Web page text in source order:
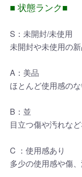
■ 状態ランク■
S：未開封/未使用
未開封や未使用の
A：美品
ほとんど使用感の
B：並
目立つ傷や汚れな
C ：使用感あり
多少の使用感や傷